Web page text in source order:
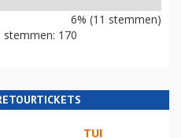
6% (11 stemmen)
170
TUI